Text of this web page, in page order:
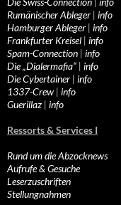
Rumänischer Ableger | info
Hamburger Ableger | info
Frankfurter Kreisel | info
Spam-Connection | info
Die „Dialermafia“ | info
Die Cybertainer | info
1337-Crew | info
Guerillaz | info
Ressorts & Services I
Rund um die Abzocknews
Aufrufe & Gesuche
Leserzuschriften
Stellungnahmen